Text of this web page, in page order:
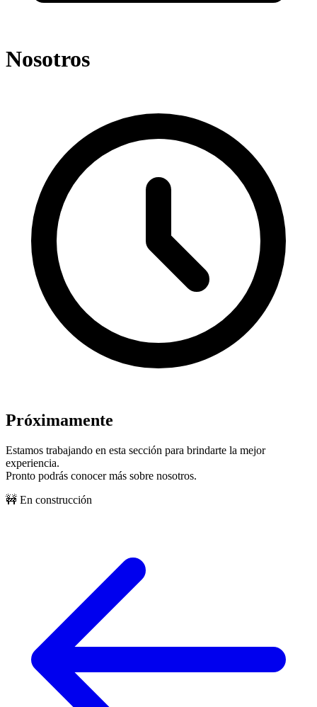
Nosotros
Próximamente
Estamos trabajando en esta sección para brindarte la mejor
experiencia.
Pronto podrás conocer más sobre nosotros.
🚧 En construcción